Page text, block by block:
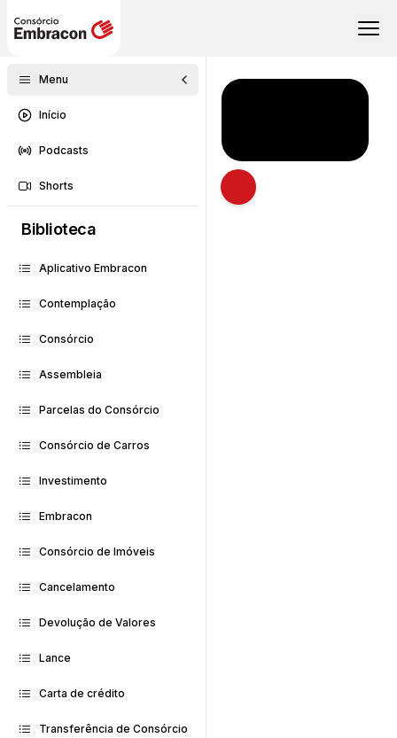
Menu
Início
Podcasts
Shorts
Biblioteca
Aplicativo Embracon
Contemplação
Consórcio
Assembleia
Parcelas do Consórcio
Consórcio de Carros
Investimento
Embracon
Consórcio de Imóveis
Cancelamento
Devolução de Valores
Lance
Carta de crédito
Transferência de Consórcio
Abrir descrição